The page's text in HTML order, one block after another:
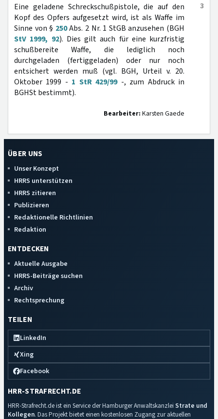
3
Eine geladene Schreckschußpistole, die auf den
Kopf des Opfers aufgesetzt wird, ist als Waffe im
Sinne von § 250Abs. 2 Nr. 1 StGB anzusehen (BGH
StV 1999, 92). Dies gilt auch für eine kurzfristig
schußbereite Waffe, die lediglich noch
durchgeladen (fertiggeladen) oder nur noch
entsichert werden muß (vgl. BGH, Urteil v. 20.
Oktober 1999 - 1 StR 429/99-, zum Abdruck in
BGHSt bestimmt).
Bearbeiter: Karsten Gaede
ÜBER UNS
Unser Konzept
HRRS unterstützen
HRRS zitieren
Publizieren
Redaktionelle Richtlinien
Redaktion
ENTDECKEN
Aktuelle Ausgabe
HRRS-Beiträge suchen
Archiv
Rechtsprechung
TEILEN
LinkedIn
Xing
Facebook
HRR-STRAFRECHT.DE
HRR-Strafrecht.de ist ein Service der Hamburger Anwaltskanzlei Strate und
Kollegen. Das Projekt bietet einen kostenlosen Zugang zur aktuellen